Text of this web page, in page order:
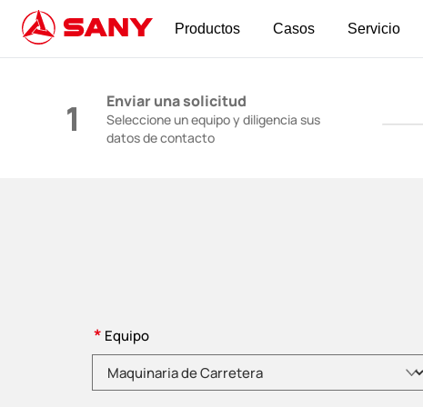
Productos Casos Servicio
1 Enviar una solicitud
Seleccione un equipo y diligencia sus
datos de contacto
* Equipo